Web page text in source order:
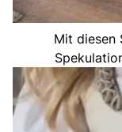
Mit diesen